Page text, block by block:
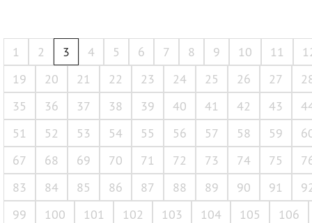
1 2 3 4 5 6 7 8 9 10 11
19
20 21 22 23 24 25 26 27
35
36 37 38 39 40 41 42 43
51
52 53 54 55 56 57 58 59
67
68 69 70 71 72 73 74 75
83
84 85 86 87 88 89 90 91
99
100 101 102 103 104 105
106